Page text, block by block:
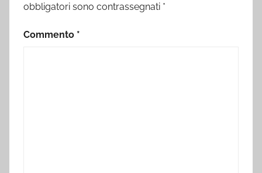
obbligatori sono contrassegnati *
Commento *